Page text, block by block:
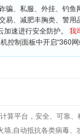
骗、私服、外挂、钓
易、减肥丰胸类、警
速进行安全防护。 我
控制面板中开启“360
算平台，安全、可靠、
墙,自动抵抗各类病毒、